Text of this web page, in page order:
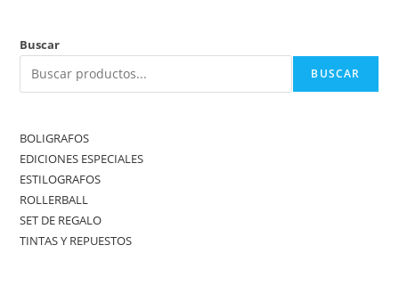
Buscar
BUSCAR
BOLIGRAFOS
EDICIONES ESPECIALES
ESTILOGRAFOS
ROLLERBALL
SET DE REGALO
TINTAS Y REPUESTOS